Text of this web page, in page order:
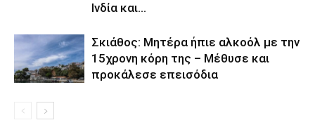
Ινδία και...
Σκιάθος: Μητέρα ήπιε αλκοόλ με την
15χρονη κόρη της – Μέθυσε και
προκάλεσε επεισόδια